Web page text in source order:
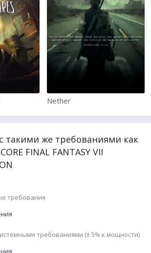
Nether
такими же требованиями как
FINAL FANTASY VII
требования
требованиями (± 5% к мощности)